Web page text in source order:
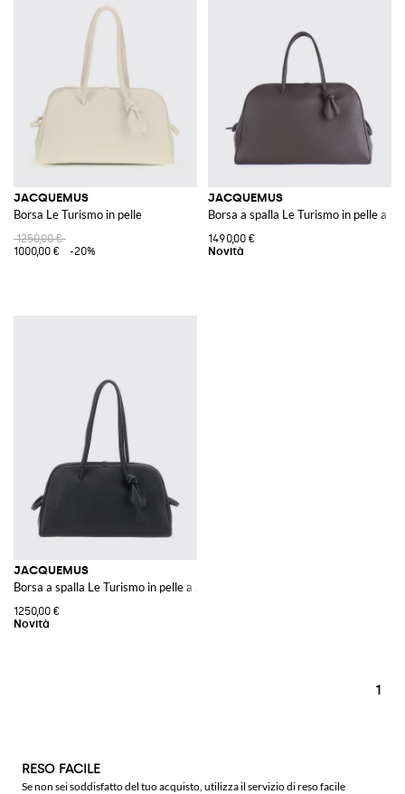
JACQUEMUS
Borsa Le Turismo in pelle
1250,00 €
1000,00 €
-20%
JACQUEMUS
Borsa a spalla Le Turismo in pelle a
1490,00 €
JACQUEMUS
Borsa a spalla Le Turismo in pelle a grana con logo impresso
1250,00 €
1
RESO FACILE
Se non sei soddisfatto del tuo acquisto, utilizza il servizio di reso facile